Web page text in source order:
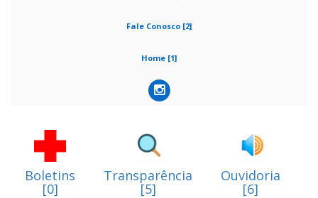
Fale Conosco [2]
Home [1]
Boletins
[0]
Transparência
[5]
Ouvidoria
[6]